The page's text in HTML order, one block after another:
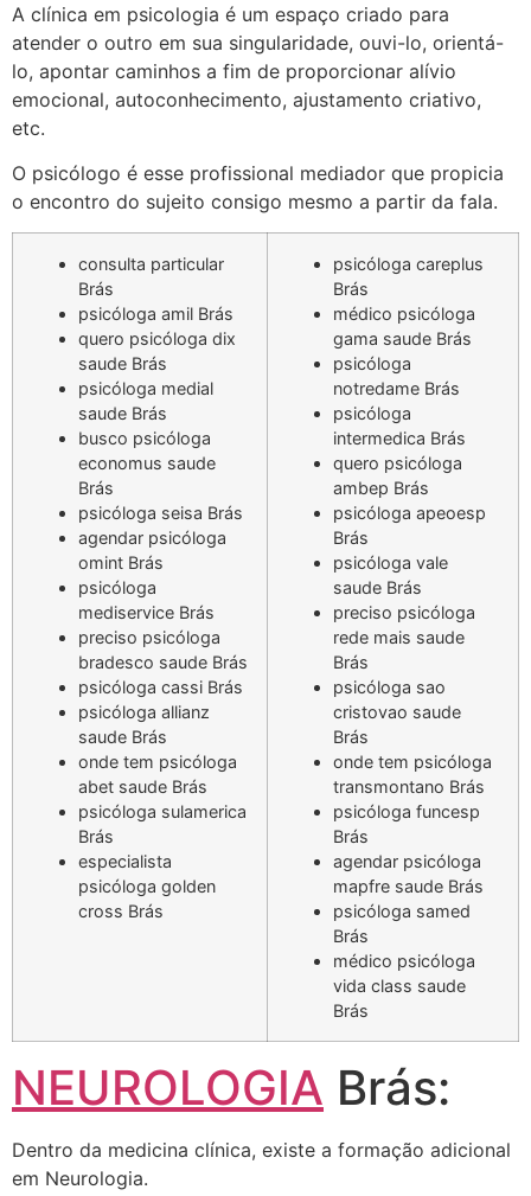
A clínica em psicologia é um espaço criado para
atender o outro em sua singularidade, ouvi-lo, orientá-
lo, apontar caminhos a fim de proporcionar alívio
emocional, autoconhecimento, ajustamento criativo,
etc.
O psicólogo é esse profissional mediador que propicia
o encontro do sujeito consigo mesmo a partir da fala.
consulta particular
Brás
psicóloga amil Brás
quero psicóloga dix
saude Brás
psicóloga medial
saude Brás
busco psicóloga
economus saude
Brás
psicóloga seisa Brás
agendar psicóloga
omint Brás
psicóloga
mediservice Brás
preciso psicóloga
bradesco saude Brás
psicóloga cassi Brás
psicóloga allianz
saude Brás
onde tem psicóloga
abet saude Brás
psicóloga sulamerica
Brás
especialista
psicóloga golden
cross Brás
psicóloga careplus
Brás
médico psicóloga
gama saude Brás
psicóloga
notredame Brás
psicóloga
intermedica Brás
quero psicóloga
ambep Brás
psicóloga apeoesp
Brás
psicóloga vale
saude Brás
preciso psicóloga
rede mais saude
Brás
psicóloga sao
cristovao saude
Brás
onde tem psicóloga
transmontano Brás
psicóloga funcesp
Brás
agendar psicóloga
mapfre saude Brás
psicóloga samed
Brás
médico psicóloga
vida class saude
Brás
NEUROLOGIA Brás:
Dentro da medicina clínica, existe a formação adicional
em Neurologia.